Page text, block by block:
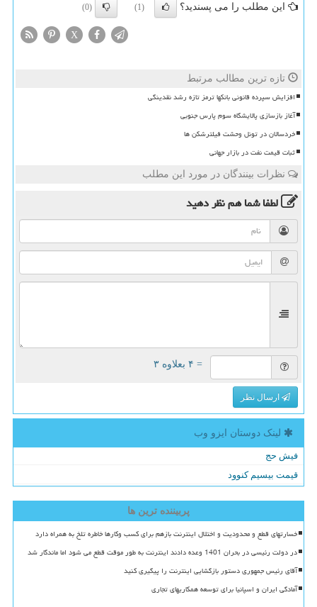
این مطلب را می پسندید؟ (1)
(0)
X
تازه ترین مطالب مرتبط
افزایش سپرده قانونی بانکها ترمز تازه رشد نقدینگی
آغاز بازسازی پالایشگاه سوم پارس جنوبی
خردسالان در تونل وحشت فیلترشکن ها
ثبات قیمت نفت در بازار جهانی
نظرات بینندگان در مورد این مطلب
لطفا شما همنظر دهید
= ۴ بعلاوه ۳
ارسال نظر
لینک دوستان ایزو وب
فیش حج
قیمت بیسیم کنوود
پربیننده ترین ها
خسارتهای قطع و محدودیت و اختلال اینترنت بازهم برای کسب وکارها خاطره تلخ به همراه دارد
در دولت رئیسی در بحران 1401 وعده دادند اینترنت به طور موقت قطع می شود اما ماندگار شد
آقای رئیس جمهوری دستور بازگشایی اینترنت را پیگیری کنید
آمادگی ایران و اسپانیا برای توسعه همکاریهای تجاری